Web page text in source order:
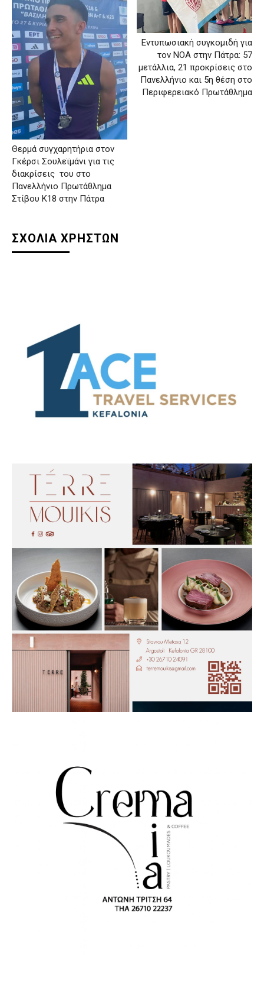
Θερμά συγχαρητήρια στον
Γκέρσι Σουλεϊμάνι για τις
διακρίσεις του στο
Πανελλήνιο Πρωτάθλημα
Στίβου Κ18 στην Πάτρα
Εντυπωσιακή συγκομιδή για
τον ΝΟΑ στην Πάτρα: 57
μετάλλια, 21 προκρίσεις στο
Πανελλήνιο και 5η θέση στο
Περιφερειακό Πρωτάθλημα
ΣΧΟΛΙΑ ΧΡΗΣΤΩΝ